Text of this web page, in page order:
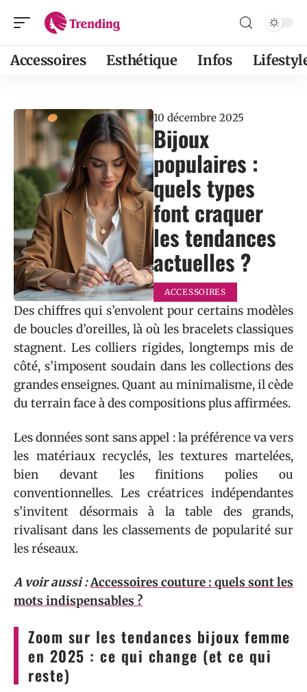
Accessoires Esthétique Infos
10 décembre 2025
Bijoux
populaires :
quels types
font craquer
les tendances
actuelles ?
ACCESSOIRES
Des chiffres qui s’envolent pour certains modèles
de boucles d’oreilles, là où les bracelets classiques
stagnent. Les colliers rigides, longtemps mis de
côté, s’imposent soudain dans les collections des
grandes enseignes. Quant au minimalisme, il cède
du terrain face à des compositions plus affirmées.
Les données sont sans appel : la préférence va vers
les matériaux recyclés, les textures martelées,
bien devant les finitions polies ou
conventionnelles. Les créatrices indépendantes
s’invitent désormais à la table des grands,
rivalisant dans les classements de popularité sur
les réseaux.
A voir aussi :Accessoires couture : quels sont les
mots indispensables ?
Zoom sur les tendances bijoux femme
en 2025 : ce qui change (et ce qui
reste)